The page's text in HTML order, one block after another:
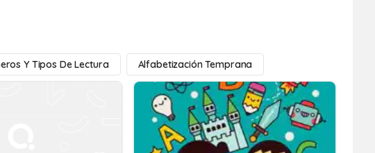
Y Tipos De Lectura Alfabetización Temprana